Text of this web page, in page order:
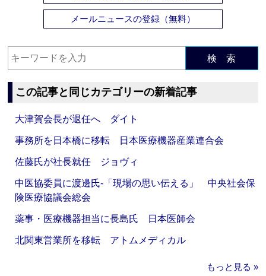
メールニュースの登録（無料）
検 索
この記事と同じカテゴリーの新着記事
大津賀会長が退任へ ダイト
事務所を日本橋に移転 日本医療機器産業連合会
佐藤氏が社長就任 ジョヴィ
中医協委員に渡邊氏‐「現場の思い伝える」 中央社会保
険医療協議会総会
薬事・医療機器担当に長島氏 日本医師会
北関東営業所を移転 アトムメディカル
もっと見る »